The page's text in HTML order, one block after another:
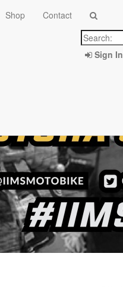
Shop Contact
Sign In